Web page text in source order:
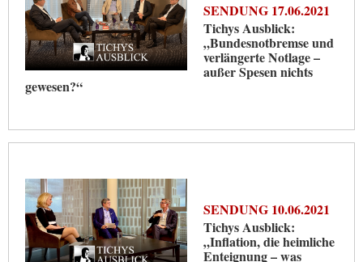
SENDUNG 17.06.2021
Tichys Ausblick:
„Bundesnotbremse und
verlängerte Notlage –
außer Spesen nichts
gewesen?“
SENDUNG 10.06.2021
Tichys Ausblick:
„Inflation, die heimliche
Enteignung – was